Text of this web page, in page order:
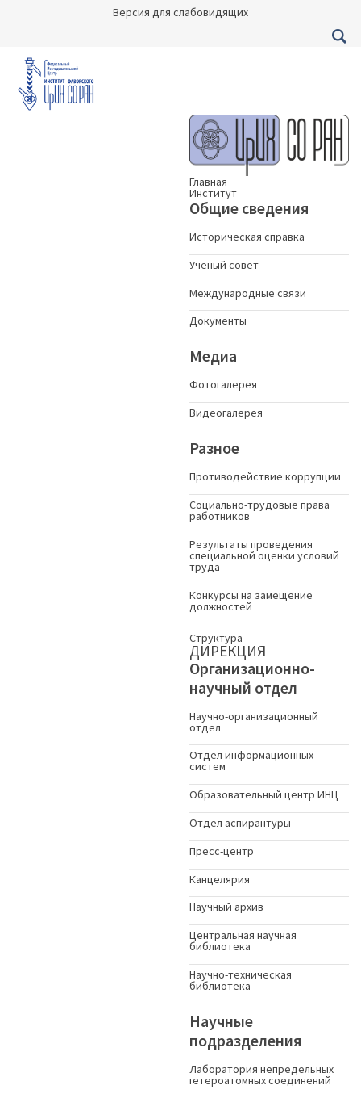
Версия для слабовидящих
Главная
Институт
Общие сведения
Историческая справка
Ученый совет
Международные связи
Документы
Медиа
Фотогалерея
Видеогалерея
Разное
Противодействие коррупции
Социально-трудовые права
работников
Результаты проведения
специальной оценки условий
труда
Конкурсы на замещение
должностей
Структура
ДИРЕКЦИЯ
Организационно-
научный отдел
Научно-организационный
отдел
Отдел информационных
систем
Образовательный центр ИНЦ
Отдел аспирантуры
Пресс-центр
Канцелярия
Научный архив
Центральная научная
библиотека
Научно-техническая
библиотека
Научные
подразделения
Лаборатория непредельных
гетероатомных соединений